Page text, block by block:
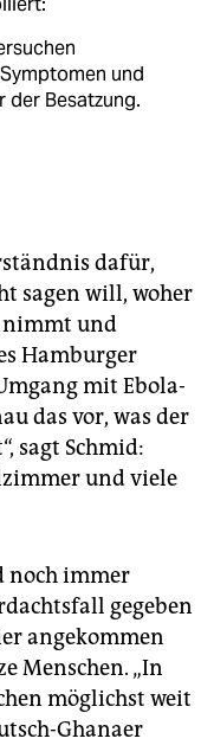
und
der Besatzung.
es an den
aber auch keine
im
dafür,
sagen will, woher
nimmt und
Hamburger
mit Ebola-
das vor, was der
sagt Schmid:
und viele
noch immer
gegeben
angekommen
Menschen. „In
möglichst weit
Ghanaer